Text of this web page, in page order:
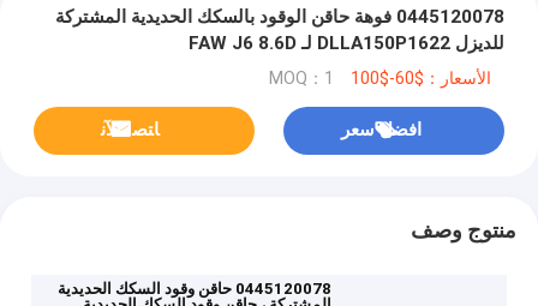
0445120078 فوهة حاقن الوقود بالسكك الحديدية المشتركة
للديزل DLLA150P1622 لـ FAW J6 8.6D
الأسعار：$60-$100 MOQ：1
افضل سعر ﺎﺘﺼﻟ ﺍﻶﻧ
منتوج وصف
0445120078 حاقن وقود السكك الحديدية